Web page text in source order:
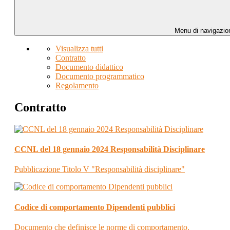
Menu di
Visualizza tutti
Contratto
Documento didattico
Documento programmatico
Regolamento
Contratto
CCNL del 18 gennaio 2024 Responsabilità Disciplinare
Pubblicazione Titolo V "Responsabilità disciplinare"
Codice di comportamento Dipendenti pubblici
Documento che definisce le norme di comportamento.